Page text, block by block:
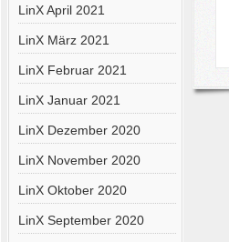
LinX April 2021
LinX März 2021
LinX Februar 2021
LinX Januar 2021
LinX Dezember 2020
LinX November 2020
LinX Oktober 2020
LinX September 2020